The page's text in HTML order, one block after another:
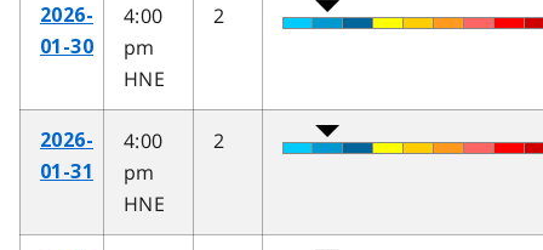
2026-
01-30
4:00
pm
HNE
2
2026-
01-31
4:00
pm
HNE
2